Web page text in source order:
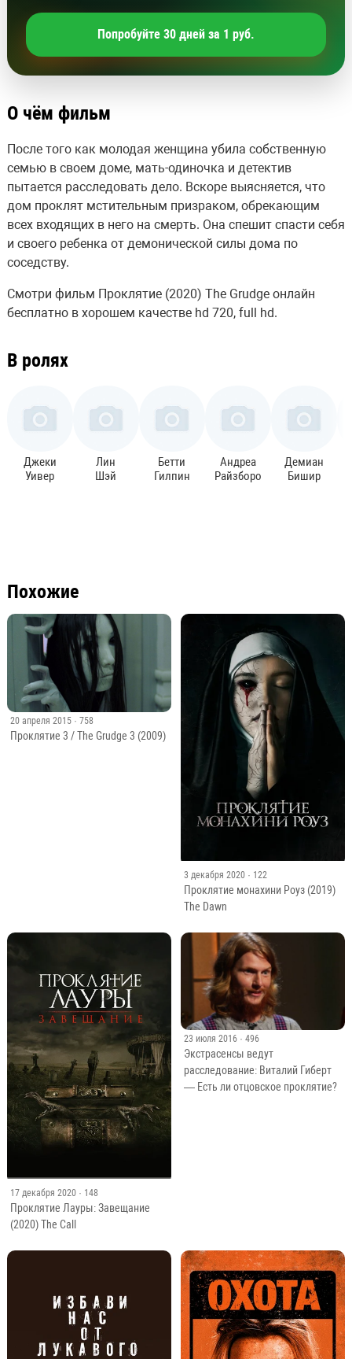
Попробуйте 30 дней за 1 руб.
О чём фильм
После того как молодая женщина убила собственную
семью в своем доме, мать-одиночка и детектив
пытается расследовать дело. Вскоре выясняется, что
дом проклят мстительным призраком, обрекающим
всех входящих в него на смерть. Она спешит спасти себя
и своего ребенка от демонической силы дома по
соседству.
Смотри фильм Проклятие (2020) The Grudge онлайн
бесплатно в хорошем качестве hd 720, full hd.
В ролях
Джеки
Уивер
Лин
Шэй
Бетти
Гилпин
Андреа
Райзборо
Демиан
Бишир
Похожие
20 апреля 2015 · 758
Проклятие 3 / The Grudge 3 (2009)
3 декабря 2020 · 122
Проклятие монахини Роуз (2019)
The Dawn
17 декабря 2020 · 148
Проклятие Лауры: Завещание
(2020) The Call
23 июля 2016 · 496
Экстрасенсы ведут
расследование: Виталий Гиберт
— Есть ли отцовское проклятие?